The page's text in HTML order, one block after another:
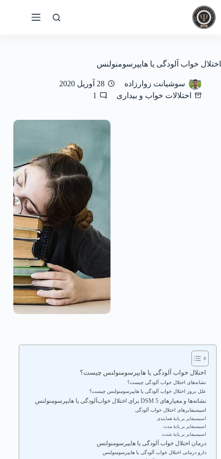
پرش
به
محتوا
اختلال خواب آلودگی یا هایپرسومنولنس
سوشیانت زوارزاده
28 آوریل 2020
اختلالات خواب و بیداری
1
اختلال خواب آلودگی یا هایپرسومنولنس چیست؟
نشانه‌های اختلال خواب آلودگی چیست؟
علل بروز اختلال خواب آلودگی یا هایپرسومنولنس چیست؟
نشانه‌ها و معیارهای DSM 5 برای اختلال خواب‌آلودگی یا هایپرسومنولنس
اسپسیفایرهای اختلال خواب آلودگی
اسپسیفایر بر پایهٔ همایندی
اسپسیفایر بر پایهٔ مدت
اسپسیفایر بر پایهٔ شدت
درمان اختلال خواب آلودگی یا هایپرسومنولنس
دارو درمانی اختلال خواب آلودگی یا هایپرسومنولنس